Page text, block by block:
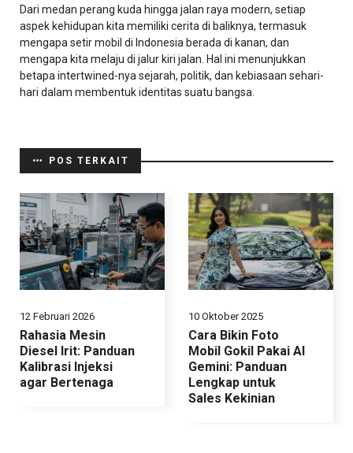
Dari medan perang kuda hingga jalan raya modern, setiap
aspek kehidupan kita memiliki cerita di baliknya, termasuk
mengapa setir mobil di Indonesia berada di kanan, dan
mengapa kita melaju di jalur kiri jalan. Hal ini menunjukkan
betapa intertwined-nya sejarah, politik, dan kebiasaan sehari-
hari dalam membentuk identitas suatu bangsa.
POS TERKAIT
12 Februari 2026
Rahasia Mesin
Diesel Irit: Panduan
Kalibrasi Injeksi
agar Bertenaga
10 Oktober 2025
Cara Bikin Foto
Mobil Gokil Pakai AI
Gemini: Panduan
Lengkap untuk
Sales Kekinian